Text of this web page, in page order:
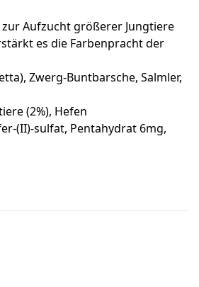
Aufzucht größerer Jungtiere
es die Farbenpracht der
Zwerg-Buntbarsche, Salmler,
(2%), Hefen
(II)-sulfat, Pentahydrat 6mg,